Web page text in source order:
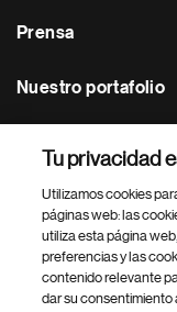
Prensa
Nuestro portafolio
Footer Site Search
Tu privacidad
Utilizamos cookies
páginas web: las
utiliza esta página
preferencias y las
contenido relevante
dar su consentimiento